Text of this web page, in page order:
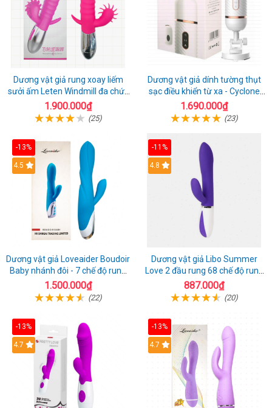
Dương vật giả rung xoay liếm
sưởi ấm Leten Windmill đa chức
năng
1.900.000₫
(25)
Dương vật giả dính tường thụt
sạc điều khiển từ xa - Cyclone
Fire
1.690.000₫
(23)
-13%
4.5
Dương vật giả Loveaider Boudoir
Baby nhánh đôi - 7 chế độ rung
sạc điện
1.500.000₫
(22)
-11%
4.8
Dương vật giả Libo Summer
Love 2 đầu rung 68 chế độ rung
sạc pin thỏa mãn
887.000₫
(20)
-13%
4.7
-13%
4.7